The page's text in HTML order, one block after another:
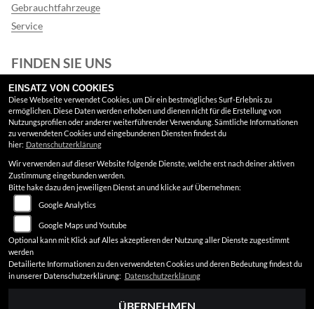
Gebrauchtfahrzeuge
Service
FINDEN SIE UNS
Facebook
Google Maps
RECHTLICHES
AGB
Impressum
Datenschutz
Disclaimer
Barrierefreiheit
EINSATZ VON COOKIES
Diese Webseite verwendet Cookies, um Dir ein bestmögliches Surf-Erlebnis zu
ermöglichen. Diese Daten werden erhoben und dienen nicht für die Erstellung von
Nutzungsprofilen oder anderer weiterführender Verwendung. Sämtliche Informationen
zu verwendeten Cookies und eingebundenen Diensten findest du
hier: Datenschutzerklärung
Wir verwenden auf dieser Website folgende Dienste, welche erst nach deiner aktiven
Zustimmung eingebunden werden.
Bitte hake dazu den jeweiligen Dienst an und klicke auf Übernehmen:
Google Analytics
Google Maps und Youtube
Optional kann mit Klick auf Alles akzeptieren der Nutzung aller Dienste zugestimmt
werden
Detailierte Informationen zu den verwendeten Cookies und deren Bedeutung findest du
in unserer Datenschutzerklärung: Datenschutzerklärung
ÜBERNEHMEN